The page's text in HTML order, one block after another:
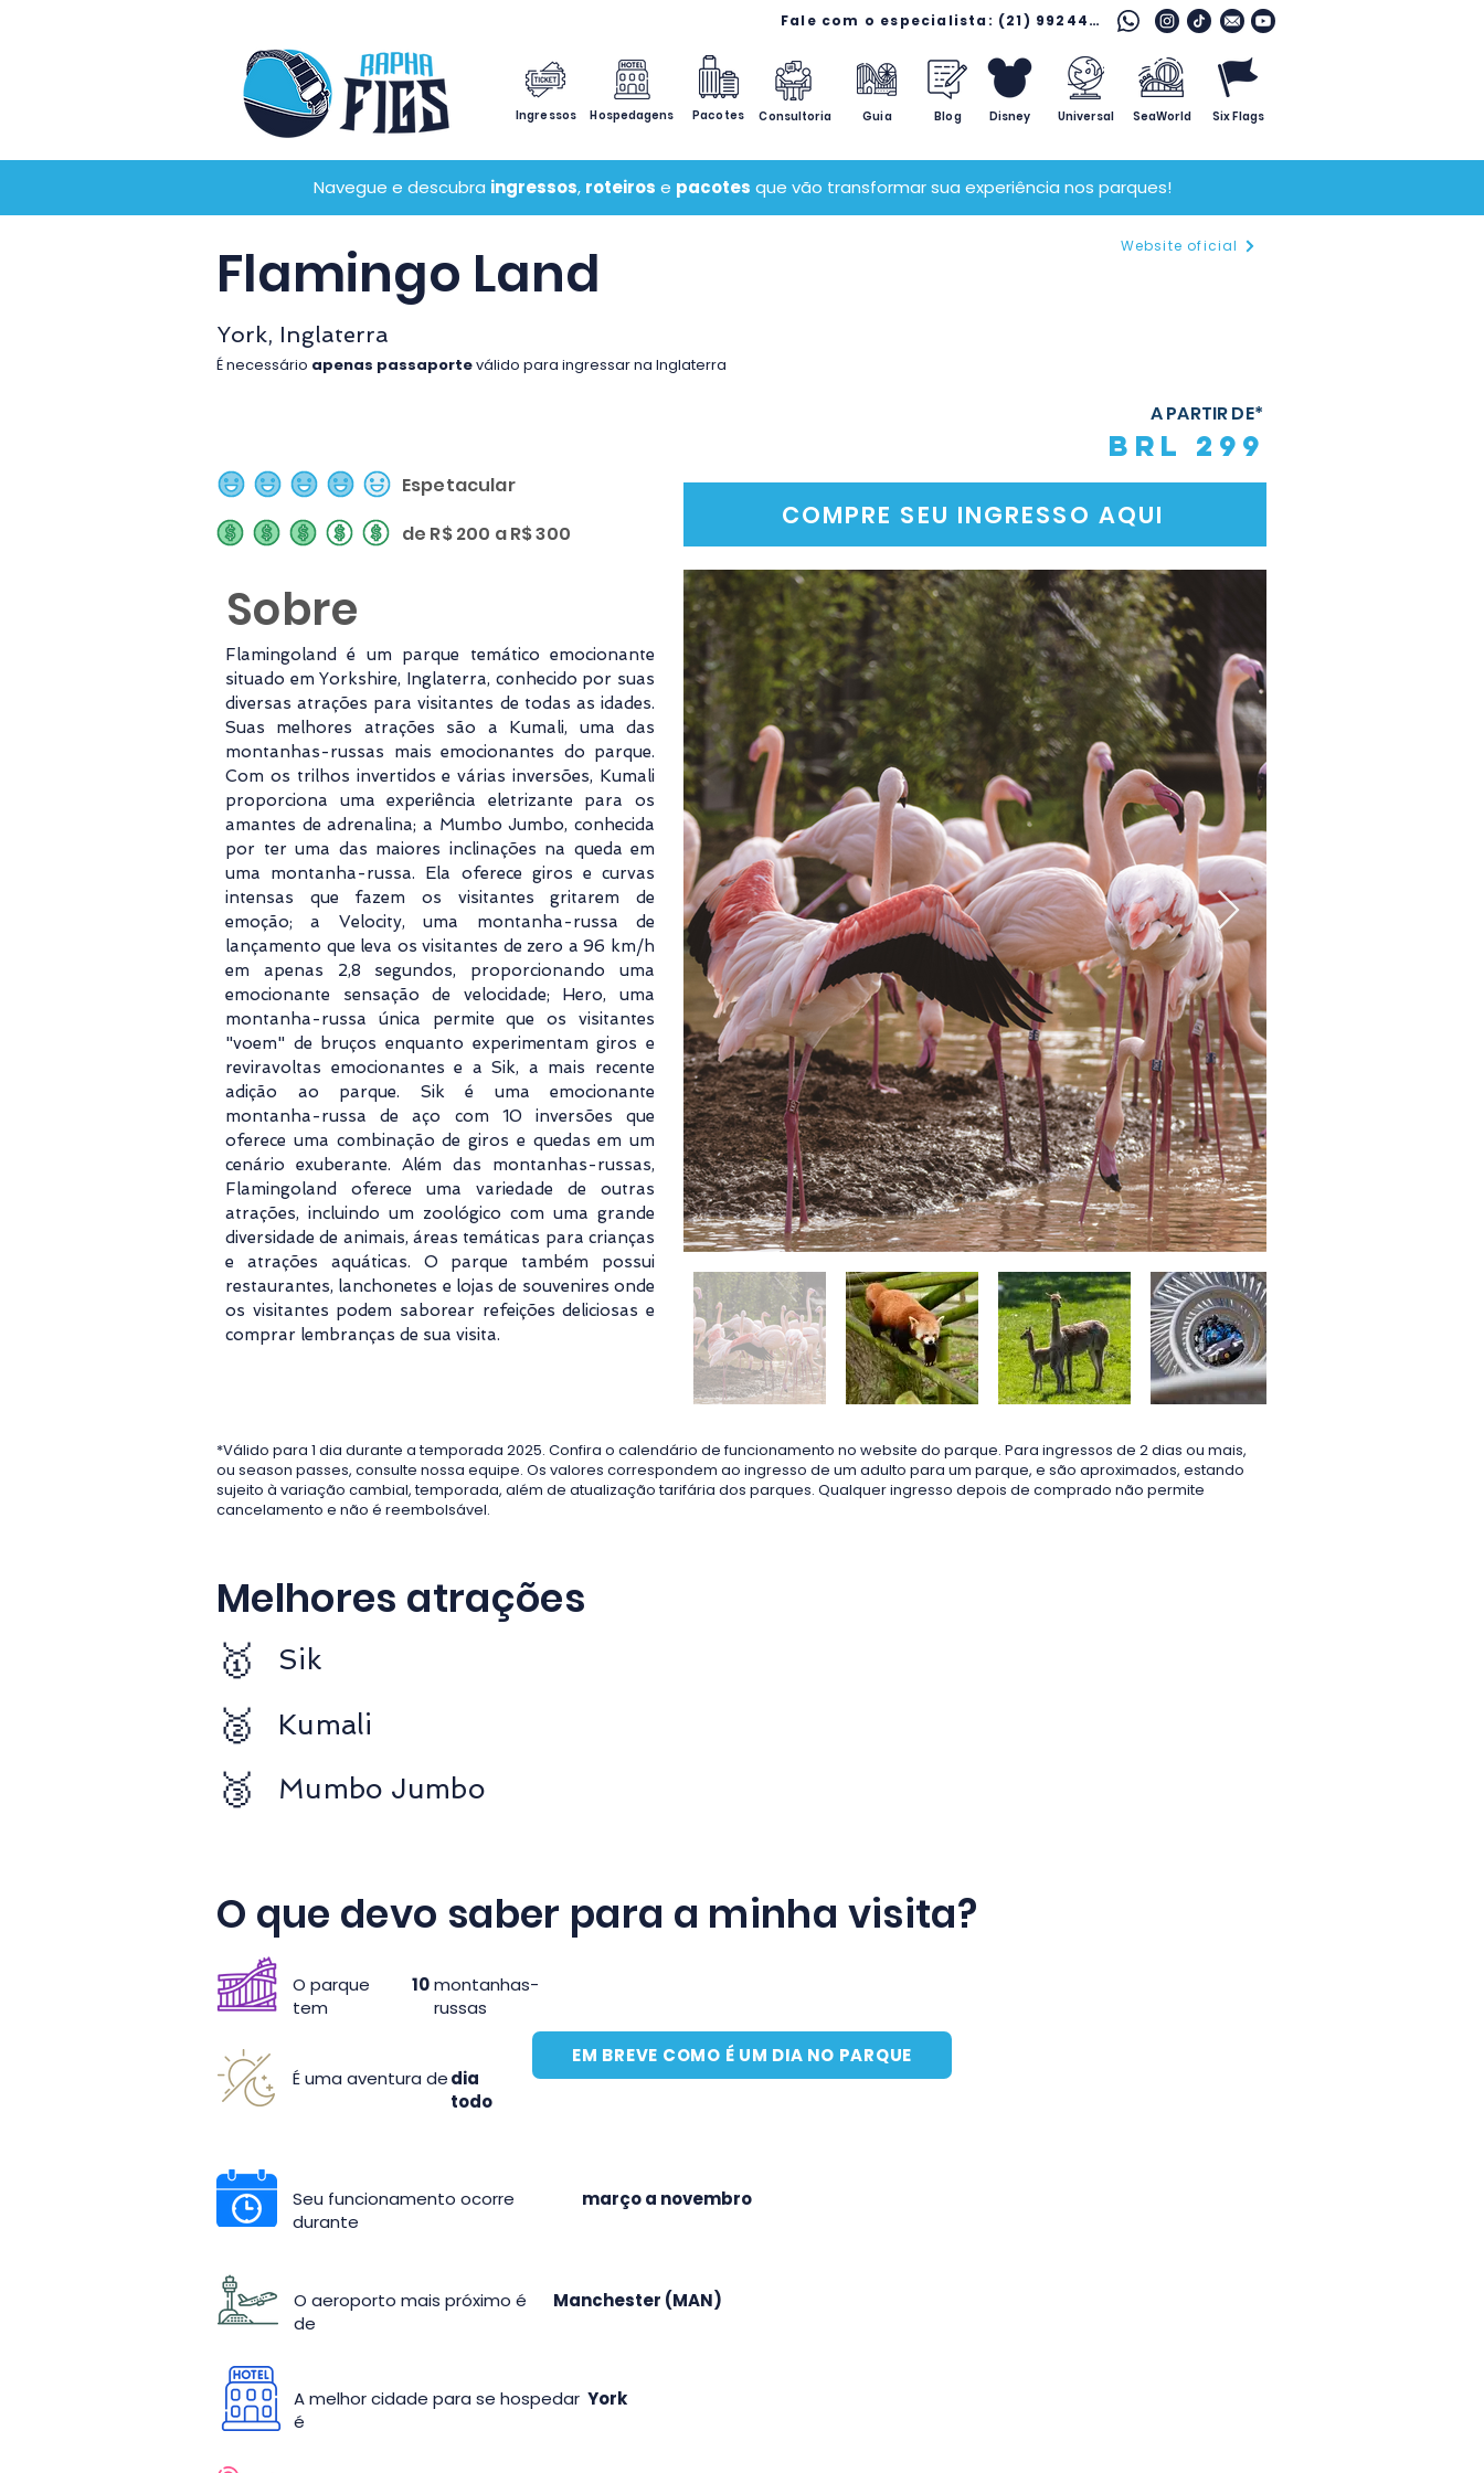
Fale com o especialista: (21) 99244 7796
Ingressos Hospedagens Pacotes Consultoria Guia Blog Disney Universal SeaWorld Six Flags
Navegue e descubra ingressos, roteiros e pacotes que vão transformar sua experiência nos parques!
Flamingo Land Website oficial
York, Inglaterra
É necessário apenas passaporteválido para ingressar na Inglaterra
A PARTIR DE*
BRL 299
classificação média é 4 de 5 Espetacular
classificação média é 3 de 5 de R$ 200 a R$ 300
COMPRE SEU INGRESSO AQUI
Sobre
Flamingoland é um parque temático emocionante
situado em Yorkshire, Inglaterra, conhecido por suas
diversas atrações para visitantes de todas as idades.
Suas melhores atrações são a Kumali, uma das
montanhas-russas mais emocionantes do parque.
Com os trilhos invertidos e várias inversões, Kumali
proporciona uma experiência eletrizante para os
amantes de adrenalina; a Mumbo Jumbo, conhecida
por ter uma das maiores inclinações na queda em
uma montanha-russa. Ela oferece giros e curvas
intensas que fazem os visitantes gritarem de
emoção; a Velocity, uma montanha-russa de
lançamento que leva os visitantes de zero a 96 km/h
em apenas 2,8 segundos, proporcionando uma
emocionante sensação de velocidade; Hero, uma
montanha-russa única permite que os visitantes
"voem" de bruços enquanto experimentam giros e
reviravoltas emocionantes e a Sik, a mais recente
adição ao parque. Sik é uma emocionante
montanha-russa de aço com 10 inversões que
oferece uma combinação de giros e quedas em um
cenário exuberante. Além das montanhas-russas,
Flamingoland oferece uma variedade de outras
atrações, incluindo um zoológico com uma grande
diversidade de animais, áreas temáticas para crianças
e atrações aquáticas. O parque também possui
restaurantes, lanchonetes e lojas de souvenires onde
os visitantes podem saborear refeições deliciosas e
comprar lembranças de sua visita.
*Válido para 1 dia durante a temporada 2025. Confira o calendário de funcionamento no website do parque. Para ingressos de 2 dias ou mais,
ou season passes, consulte nossa equipe. Os valores correspondem ao ingresso de um adulto para um parque, e são aproximados, estando
sujeito à variação cambial, temporada, além de atualização tarifária dos parques. Qualquer ingresso depois de comprado não permite
cancelamento e não é reembolsável.
Melhores atrações
🥇
Sik
🥈 Kumali
🥉 Mumbo Jumbo
O que devo saber para a minha visita?
O parque
tem
10montanhas-
russas
É uma aventura dedia
todo
Seu funcionamento ocorre
durante
março a novembro
O aeroporto mais próximo é
de
Manchester (MAN)
A melhor cidade para se hospedar
é
York
EM BREVE COMO É UM DIA NO PARQUE